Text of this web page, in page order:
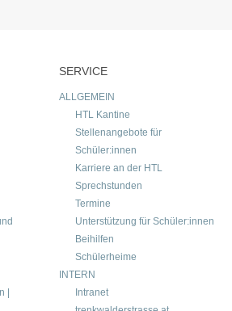
|
SERVICE
ALLGEMEIN
HTL Kantine
Stellenangebote für
Schüler:innen
Karriere an der HTL
Sprechstunden
Termine
Unterstützung für Schüler:innen
Beihilfen
Schülerheime
INTERN
Intranet